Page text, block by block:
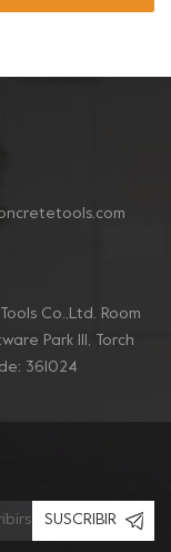
Co.,Ltd. Room
Park Ill, Torch
361024
SUSCRIBIR